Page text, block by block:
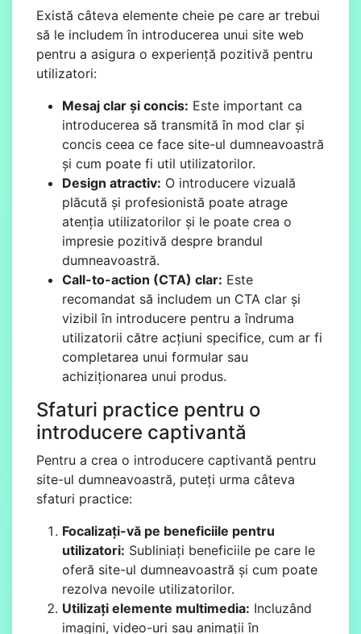
Există câteva elemente cheie pe care ar trebui
să le includem în introducerea unui site web
pentru a asigura o experiență pozitivă pentru
utilizatori:
Mesaj clar și concis: Este important ca
introducerea să transmită în mod clar și
concis ceea ce face site-ul dumneavoastră
și cum poate fi util utilizatorilor.
Design atractiv: O introducere vizuală
plăcută și profesionistă poate atrage
atenția utilizatorilor și le poate crea o
impresie pozitivă despre brandul
dumneavoastră.
Call-to-action (CTA) clar: Este
recomandat să includem un CTA clar și
vizibil în introducere pentru a îndruma
utilizatorii către acțiuni specifice, cum ar fi
completarea unui formular sau
achiziționarea unui produs.
Sfaturi practice pentru o
introducere captivantă
Pentru a crea o introducere captivantă pentru
site-ul dumneavoastră, puteți urma câteva
sfaturi practice:
Focalizați-vă pe beneficiile pentru
utilizatori: Subliniați beneficiile pe care le
oferă site-ul dumneavoastră și cum poate
rezolva nevoile utilizatorilor.
Utilizați elemente multimedia: Incluzând
imagini, video-uri sau animații în